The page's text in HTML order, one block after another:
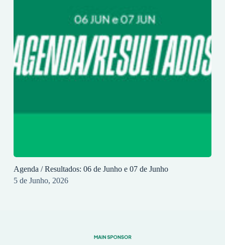
Agenda / Resultados: 06 de Junho e 07 de Junho
5 de Junho, 2026